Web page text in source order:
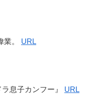
業。 URL
ラ息子カンフー』 URL